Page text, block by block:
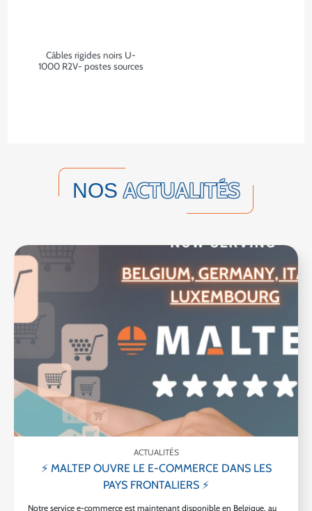
Câbles rigides noirs U-
1000 R2V- postes sources
NOSACTUALITÉS
ACTUALITÉS
⚡ MALTEP OUVRE LE E-COMMERCE DANS LES
PAYS FRONTALIERS ⚡
Notre service e-commerce est maintenant disponible en Belgique, au